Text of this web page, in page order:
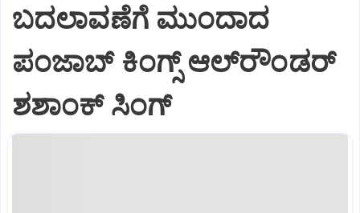
ಬದಲಾವಣೆಗೆ ಮುಂದಾದ
ಪಂಜಾಬ್‌ ಕಿಂಗ್ಸ್‌ ಆಲ್‌ರೌಂಡರ್
ಶಶಾಂಕ್‌ ಸಿಂಗ್‌